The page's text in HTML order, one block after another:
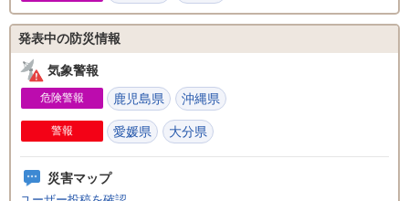
発表中の防災情報
気象警報
危険警報 鹿児島県 沖縄県
警報 愛媛県 大分県
災害マップ